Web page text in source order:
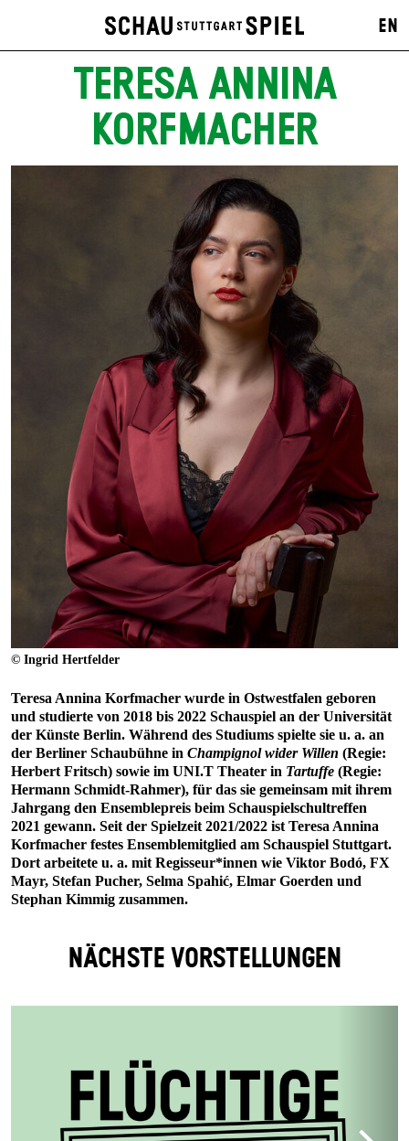
EN
TERESA ANNINA
KORFMACHER
© Ingrid Hertfelder
Teresa Annina Korfmacher wurde in Ostwestfalen geboren
und studierte von 2018 bis 2022 Schauspiel an der Universität
der Künste Berlin. Während des Studiums spielte sie u. a. an
der Berliner Schaubühne in Champignol wider Willen (Regie:
Herbert Fritsch) sowie im UNI.T Theater in Tartuffe (Regie:
Hermann Schmidt-Rahmer), für das sie gemeinsam mit ihrem
Jahrgang den Ensemblepreis beim Schauspielschultreffen
2021 gewann. Seit der Spielzeit 2021/2022 ist Teresa Annina
Korfmacher festes Ensemblemitglied am Schauspiel Stuttgart.
Dort arbeitete u. a. mit Regisseur*innen wie Viktor Bodó, FX
Mayr, Stefan Pucher, Selma Spahić, Elmar Goerden und
Stephan Kimmig zusammen.
NÄCHSTE VORSTELLUNGEN